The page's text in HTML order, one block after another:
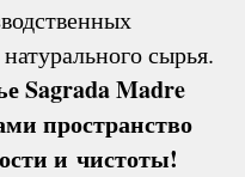
сырья.
Sagrada Madre
пространство
и чистоты!